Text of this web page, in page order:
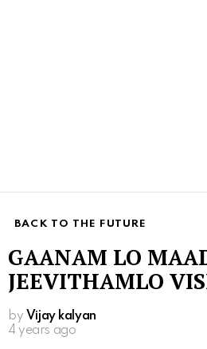
BACK TO THE FUTURE
GAANAM LO
JEEVITHAMLO
by Vijay kalyan
4 years ago